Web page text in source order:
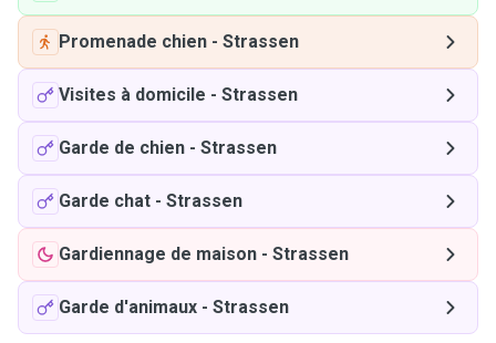
Promenade chien - Strassen
Visites à domicile - Strassen
Garde de chien - Strassen
Garde chat - Strassen
Gardiennage de maison - Strassen
Garde d'animaux - Strassen